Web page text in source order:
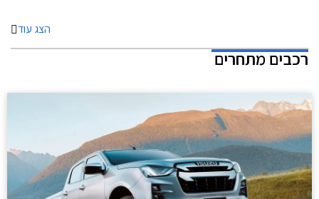
הצג עוד
רכבים מתחרים